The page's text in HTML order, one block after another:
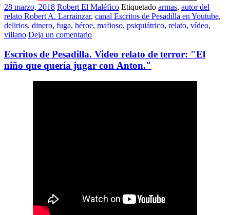
28 marzo, 2018 Robert El Maléfico Etiquetado armas, autor del
relato Robert A. Larrainzar, canal Escritos de Pesadilla en Youtube,
delirios, dinero, fuga, héroe, mafioso, psiquiátrico, relato, vídeo,
villano Deja un comentario
Escritos de Pesadilla. Video relato de terror: "El
niño que quería jugar con Anton."